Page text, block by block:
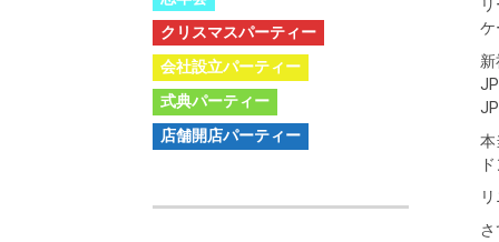
クリスマスパーティー
会社設立パーティー
式典パーティー
店舗開店パーティー